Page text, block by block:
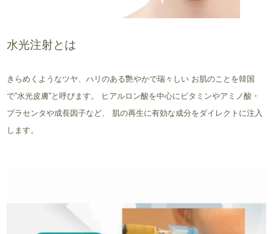
水光注射とは
きらめくようなツヤ、ハリのある艷やかで瑞々しい お肌のことを韓国
で”水光皮膚”と呼びます。 ヒアルロン酸を中心にビタミンやアミノ酸・
プラセンタや成長因子など、 肌の再生に有効な成分をダイレクトに注入
します。